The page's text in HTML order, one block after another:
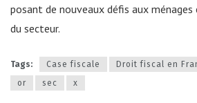
posant de nouveaux défis aux
du secteur.
Tags: Case fiscale Droit fiscal en
or
sec x